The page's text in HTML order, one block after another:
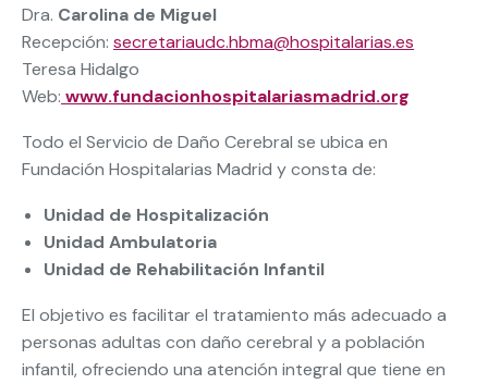
Dra. Carolina de Miguel
Recepción: secretariaudc.hbma@hospitalarias.es
Teresa Hidalgo
Web: www.fundacionhospitalariasmadrid.org
Todo el Servicio de Daño Cerebral se ubica en
Fundación Hospitalarias Madrid y consta de:
Unidad de Hospitalización
Unidad Ambulatoria
Unidad de Rehabilitación Infantil
El objetivo es facilitar el tratamiento más adecuado a
personas adultas con daño cerebral y a población
infantil, ofreciendo una atención integral que tiene en